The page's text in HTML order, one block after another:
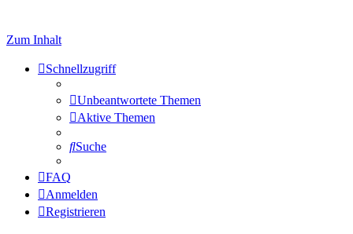
Zum Inhalt
Schnellzugriff
Unbeantwortete Themen
Aktive Themen
Suche
FAQ
Anmelden
Registrieren